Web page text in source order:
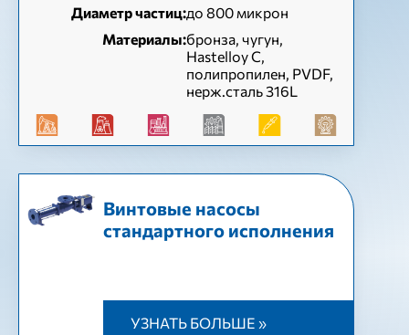
Диаметр частиц:до 800 микрон
Материалы:бронза, чугун,
Hastelloy C,
полипропилен, PVDF,
нерж.сталь 316L
Винтовые насосы
стандартного исполнения
УЗНАТЬ БОЛЬШЕ »